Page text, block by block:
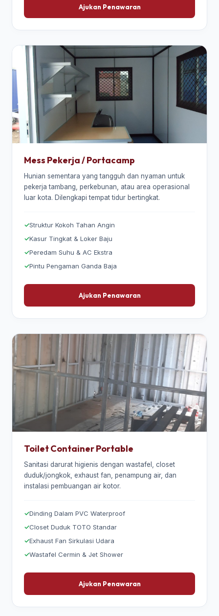
Ajukan Penawaran
Mess Pekerja / Portacamp
Hunian sementara yang tangguh dan nyaman untuk
pekerja tambang, perkebunan, atau area operasional
luar kota. Dilengkapi tempat tidur bertingkat.
Struktur Kokoh Tahan Angin
Kasur Tingkat & Loker Baju
Peredam Suhu & AC Ekstra
Pintu Pengaman Ganda Baja
Ajukan Penawaran
Toilet Container Portable
Sanitasi darurat higienis dengan wastafel, closet
duduk/jongkok, exhaust fan, penampung air, dan
instalasi pembuangan air kotor.
Dinding Dalam PVC Waterproof
Closet Duduk TOTO Standar
Exhaust Fan Sirkulasi Udara
Wastafel Cermin & Jet Shower
Ajukan Penawaran